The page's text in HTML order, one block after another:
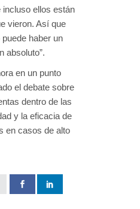
incluso ellos están
vieron. Así que
haber un
absoluto”.
en un punto
el debate sobre
dentro de las
y la eficacia de
en casos de alto